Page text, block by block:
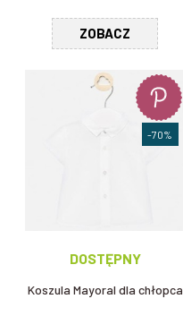
ZOBACZ
DOSTĘPNY
Koszula Mayoral dla chłopca
-70%